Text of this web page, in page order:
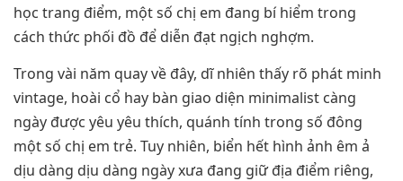
học trang điểm, một số chị em đang bí hiểm trong
cách thức phối đồ để diễn đạt ngịch nghợm.
Trong vài năm quay về đây, dĩ nhiên thấy rõ phát minh
vintage, hoài cổ hay bàn giao diện minimalist càng
ngày được yêu yêu thích, quánh tính trong số đông
một số chị em trẻ. Tuy nhiên, biển hết hình ảnh êm ả
dịu dàng dịu dàng ngày xưa đang giữ địa điểm riêng,